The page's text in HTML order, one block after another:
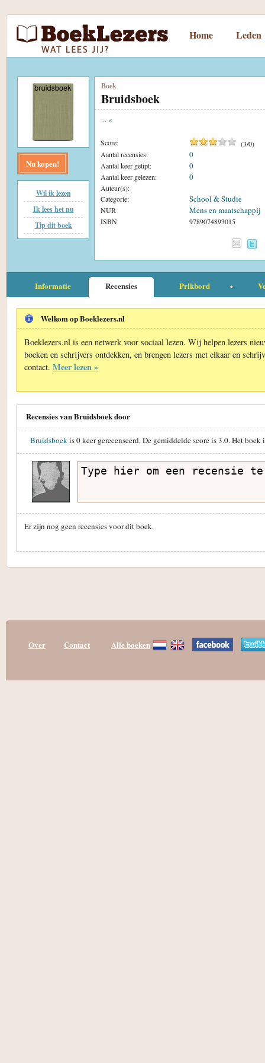
Home Leden
Nu kopen!
Wil ik lezen
Ik lees het nu
Tip dit boek
Boek
Bruidsboek
... «
Score: (3/0)
Aantal recensies:
0
Aantal keer getipt: 0
Aantal keer gelezen: 0
Auteur(s):
Categorie:
School & Studie
NUR Mens en maatschappij
ISBN 9789074893015
Informatie Recensies Prikbord
Welkom op Boeklezers.nl
Boeklezers.nl is een netwerk voor sociaal lezen. Wij helpen lezers
boeken en schrijvers ontdekken, en brengen lezers met elkaar en
contact. Meer lezen »
Recensies van Bruidsboek door
Bruidsboek is0keer gerecenseerd. De gemiddelde score is3.0. Het boek
Er zijn nog geen recensies voor dit boek.
Over Contact Alle boeken